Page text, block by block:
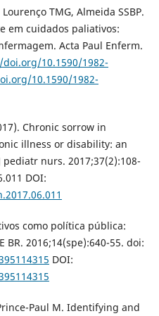
TMG, Almeida SSBP.
em cuidados paliativos:
Acta Paul Enferm.
10.1590/1982-
10.1590/1982-
Chronic sorrow in
illness or disability: an
nurs. 2017;37(2):108-
DOI:
como política pública:
BR. 2016;14(spe):640-55. doi:
DOI:
Paul M. Identifying and